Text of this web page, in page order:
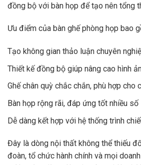
đồng bộ với bàn họp để tạo nên tổng
Ưu điểm của bàn ghế phòng họp bao
Tạo không gian thảo luận chuyên
Thiết kế đồng bộ giúp nâng cao hình
Ghế chân quỳ chắc chắn, phù hợp cho
Bàn họp rộng rãi, đáp ứng tốt nhiều
Dễ dàng kết hợp với hệ thống trình
Đây là dòng nội thất không thể thiếu
đoàn, tổ chức hành chính và mọi